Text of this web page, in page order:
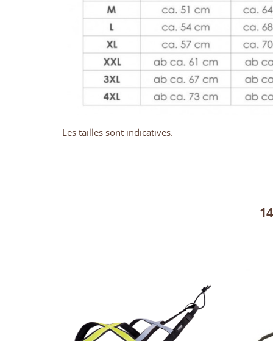
Les tailles sont indicatives.